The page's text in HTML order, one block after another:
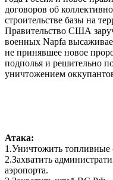
договоров об
строительстве базы на
Правительство США
военных Napfа
не принявшее новое
подполья и решительно
уничтожением
Атака:
1.Уничтожить топливные
2.Захватить
аэропорта.